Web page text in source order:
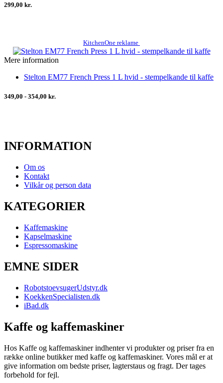
299,00 kr.
KitchenOne reklame
Mere information
Stelton EM77 French Press 1 L hvid - stempelkande til kaffe
349,00 - 354,00 kr.
INFORMATION
Om os
Kontakt
Vilkår og person data
KATEGORIER
Kaffemaskine
Kapselmaskine
Espressomaskine
EMNE SIDER
RobotstoevsugerUdstyr.dk
KoekkenSpecialisten.dk
iBad.dk
Kaffe og kaffemaskiner
Hos Kaffe og kaffemaskiner indhenter vi produkter og priser fra en
række online butikker med kaffe og kaffemaskiner. Vores mål er at
give information om bedste priser, lagterstaus og fragt. Der tages
forbehold for fejl.